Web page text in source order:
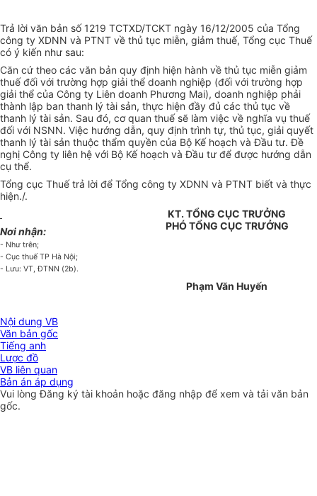
Trả lời văn bản số 1219 TCTXD/TCKT ngày 16/12/2005 của Tổng
công ty XDNN và PTNT về thủ tục miễn, giảm thuế, Tổng cục Thuế
có ý kiến như sau:
Căn cứ theo các văn bản quy định hiện hành về thủ tục miễn giảm
thuế đối với trường hợp giải thể doanh nghiệp (đối với trường hợp
giải thể của Công ty Liên doanh Phương Mai), doanh nghiệp phải
thành lập ban thanh lý tài sản, thực hiện đầy đủ các thủ tục về
thanh lý tài sản. Sau đó, cơ quan thuế sẽ làm việc về nghĩa vụ thuế
đối với NSNN. Việc hướng dẫn, quy định trình tự, thủ tục, giải quyết
thanh lý tài sản thuộc thẩm quyền của Bộ Kế hoạch và Đầu tư. Đề
nghị Công ty liên hệ với Bộ Kế hoạch và Đầu tư để được hướng dẫn
cụ thể.
Tổng cục Thuế trả lời để Tổng công ty XDNN và PTNT biết và thực
hiện./.
Nơi nhận:
- Như trên;
- Cục thuế TP Hà Nội;
- Lưu: VT, ĐTNN (2b).
KT. TỔNG CỤC TRƯỞNG
PHÓ TỔNG CỤC TRƯỞNG
Phạm Văn Huyến
Nội dung VB
Văn bản gốc
Tiếng anh
Lược đồ
VB liên quan
Bản án áp dụng
Vui lòngĐăng ký tài khoản hoặc đăng nhập để xem và tải văn bản
gốc.